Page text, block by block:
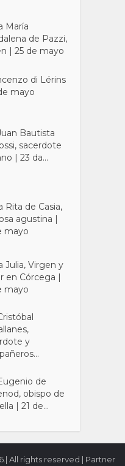
María
de Pazzi,
| 25 de mayo
di Lérins
mayo
Bautista
sacerdote
| 23 da...
Rita de Casia,
agustina |
mayo
Julia, Virgen y
en Córcega |
mayo
y
de
obispo de
| 21 de...
All rights reserved | Partner